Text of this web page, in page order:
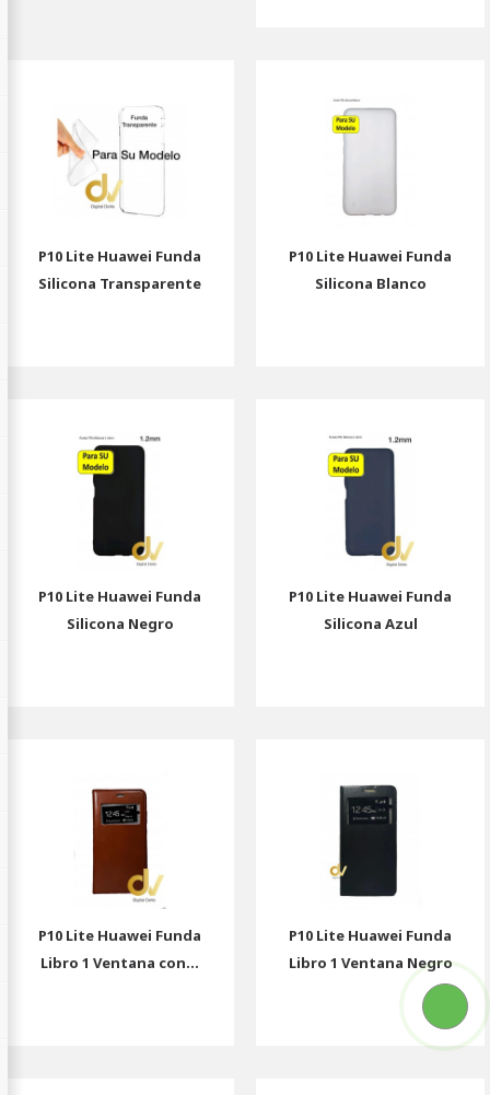
P10 Lite Huawei Funda
Silicona Transparente
P10 Lite Huawei Funda
Silicona Blanco
P10 Lite Huawei Funda
Silicona Negro
P10 Lite Huawei Funda
Silicona Azul
P10 Lite Huawei Funda
Libro 1 Ventana con...
P10 Lite Huawei Funda
Libro 1 Ventana Negro